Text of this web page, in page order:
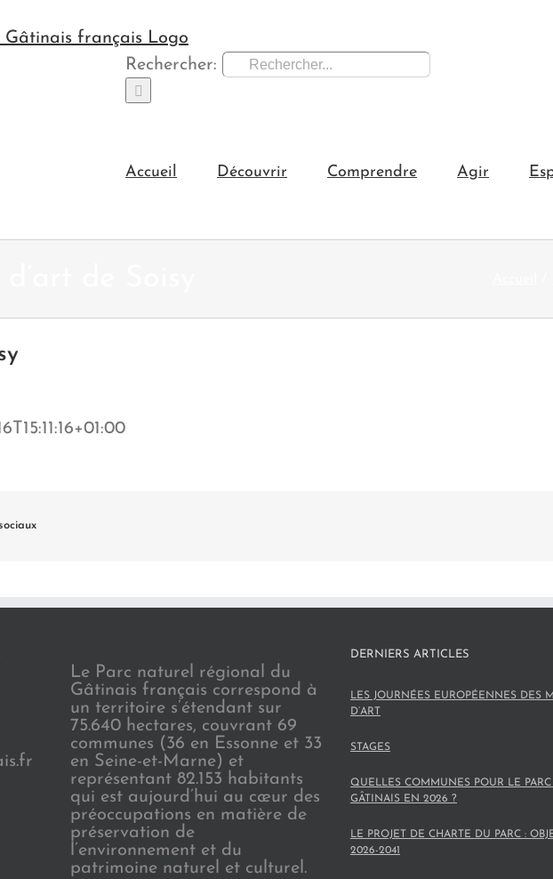
Rechercher:
Accueil Découvrir Comprendre Agir
Le Parc naturel régional du
Gâtinais français correspond à
un territoire s’étendant sur
75.640 hectares, couvrant 69
communes (36 en Essonne et 33
en Seine-et-Marne) et
représentant 82.153 habitants
qui est aujourd’hui au cœur des
préoccupations en matière de
préservation de
l’environnement et du
patrimoine naturel et culturel.
DERNIERS ARTICLES
LES JOURNÉES EUROPÉENNES DES
D’ART
STAGES
QUELLES COMMUNES POUR LE PARC
GÂTINAIS EN 2026 ?
LE PROJET DE CHARTE DU PARC :
2026-2041